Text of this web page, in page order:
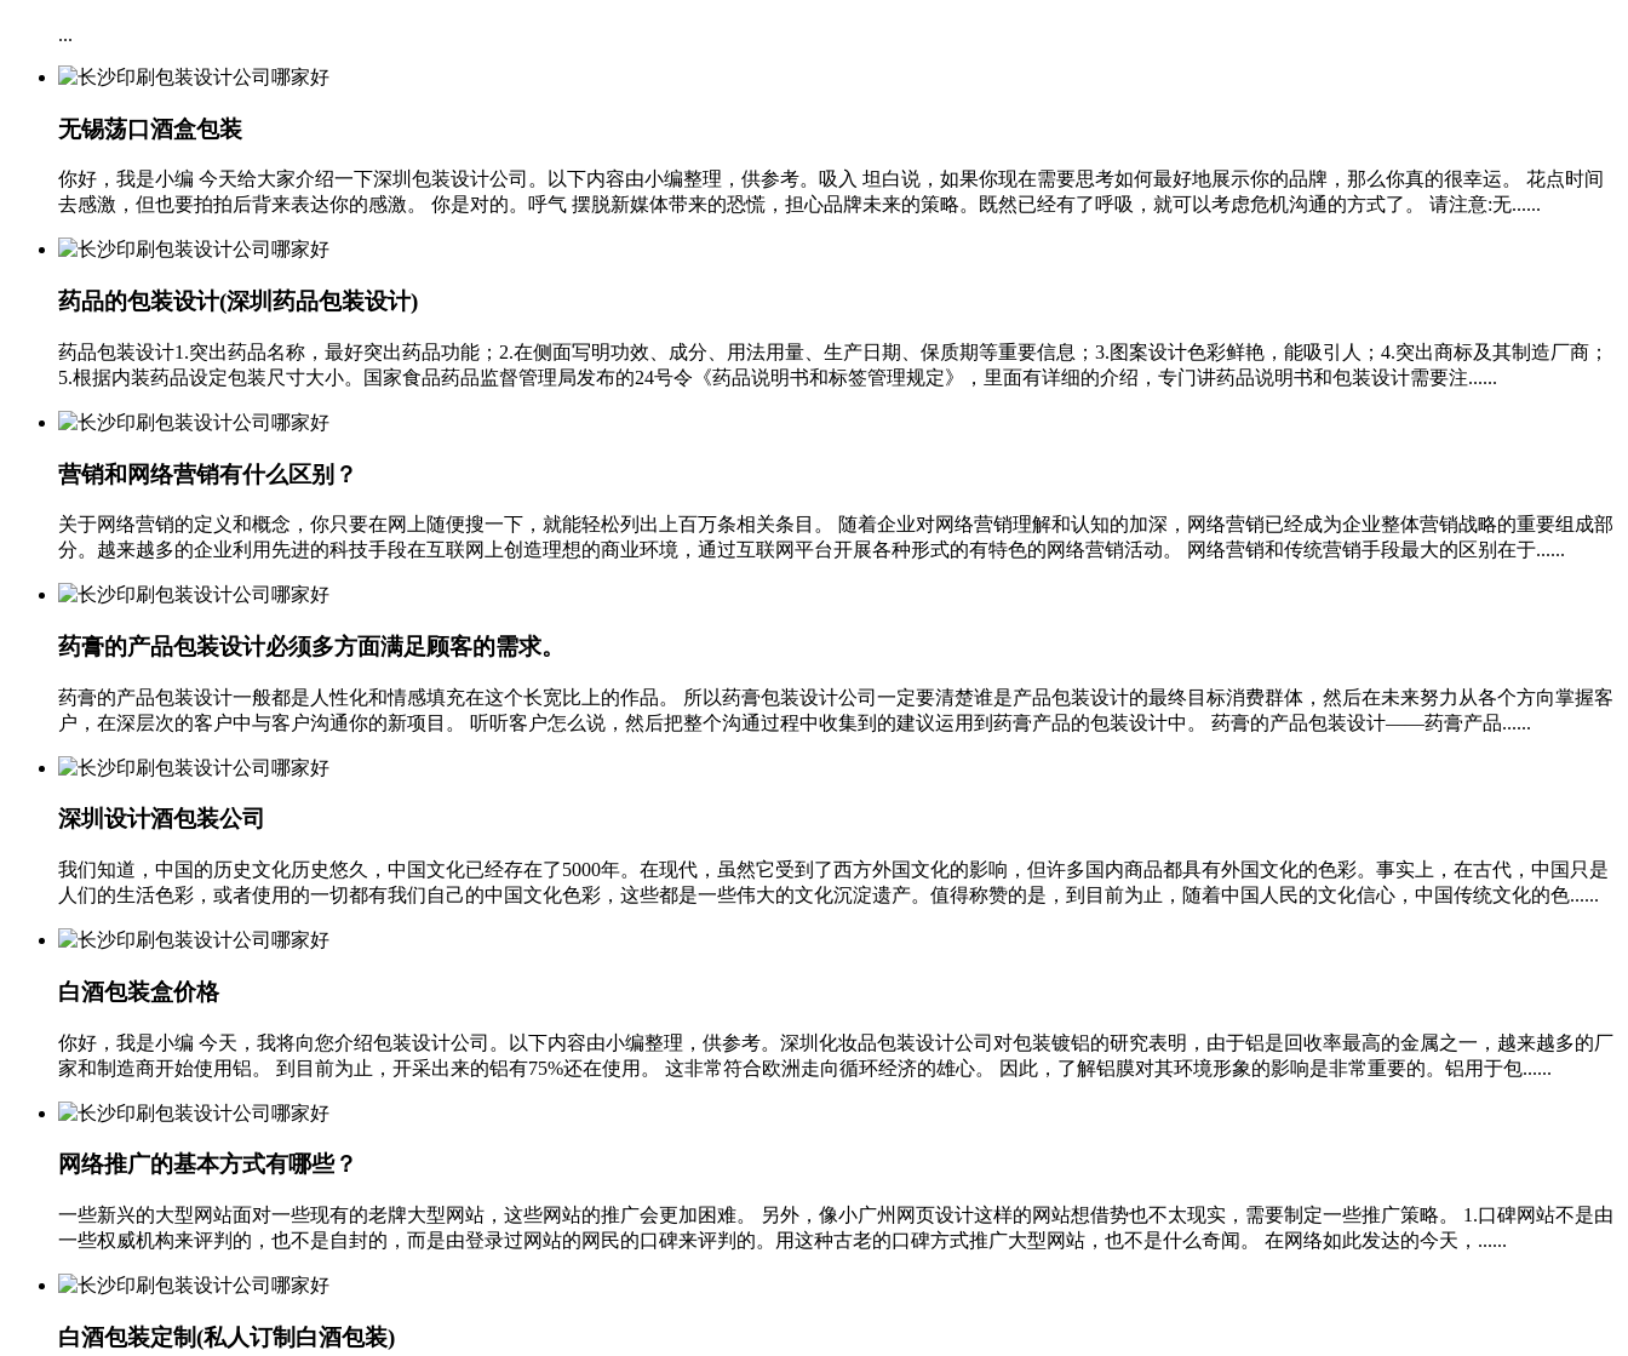
...
无锡荡口酒盒包装
你好，我是小编 今天给大家介绍一下深圳包装设计公司。以下内容由小编整理，供参考。吸入 坦白说，如果你现在需要思考如何最好地展示你的品牌，那么你真的很幸运。 花点时间
去感激，但也要拍拍后背来表达你的感激。 你是对的。呼气 摆脱新媒体带来的恐慌，担心品牌未来的策略。既然已经有了呼吸，就可以考虑危机沟通的方式了。 请注意:无......
药品的包装设计(深圳药品包装设计)
药品包装设计1.突出药品名称，最好突出药品功能；2.在侧面写明功效、成分、用法用量、生产日期、保质期等重要信息；3.图案设计色彩鲜艳，能吸引人；4.突出商标及其制造厂商；
5.根据内装药品设定包装尺寸大小。国家食品药品监督管理局发布的24号令《药品说明书和标签管理规定》，里面有详细的介绍，专门讲药品说明书和包装设计需要注......
营销和网络营销有什么区别？
关于网络营销的定义和概念，你只要在网上随便搜一下，就能轻松列出上百万条相关条目。 随着企业对网络营销理解和认知的加深，网络营销已经成为企业整体营销战略的重要组成部
分。越来越多的企业利用先进的科技手段在互联网上创造理想的商业环境，通过互联网平台开展各种形式的有特色的网络营销活动。 网络营销和传统营销手段最大的区别在于......
药膏的产品包装设计必须多方面满足顾客的需求。
药膏的产品包装设计一般都是人性化和情感填充在这个长宽比上的作品。 所以药膏包装设计公司一定要清楚谁是产品包装设计的最终目标消费群体，然后在未来努力从各个方向掌握客
户，在深层次的客户中与客户沟通你的新项目。 听听客户怎么说，然后把整个沟通过程中收集到的建议运用到药膏产品的包装设计中。 药膏的产品包装设计——药膏产品......
深圳设计酒包装公司
我们知道，中国的历史文化历史悠久，中国文化已经存在了5000年。在现代，虽然它受到了西方外国文化的影响，但许多国内商品都具有外国文化的色彩。事实上，在古代，中国只是
人们的生活色彩，或者使用的一切都有我们自己的中国文化色彩，这些都是一些伟大的文化沉淀遗产。值得称赞的是，到目前为止，随着中国人民的文化信心，中国传统文化的色......
白酒包装盒价格
你好，我是小编 今天，我将向您介绍包装设计公司。以下内容由小编整理，供参考。深圳化妆品包装设计公司对包装镀铝的研究表明，由于铝是回收率最高的金属之一，越来越多的厂
家和制造商开始使用铝。 到目前为止，开采出来的铝有75%还在使用。 这非常符合欧洲走向循环经济的雄心。 因此，了解铝膜对其环境形象的影响是非常重要的。铝用于包......
网络推广的基本方式有哪些？
一些新兴的大型网站面对一些现有的老牌大型网站，这些网站的推广会更加困难。 另外，像小广州网页设计这样的网站想借势也不太现实，需要制定一些推广策略。 1.口碑网站不是由
一些权威机构来评判的，也不是自封的，而是由登录过网站的网民的口碑来评判的。用这种古老的口碑方式推广大型网站，也不是什么奇闻。 在网络如此发达的今天，......
白酒包装定制(私人订制白酒包装)